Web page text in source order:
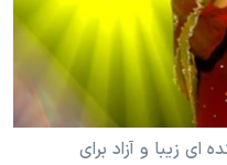
ای زیبا و آزاد برای